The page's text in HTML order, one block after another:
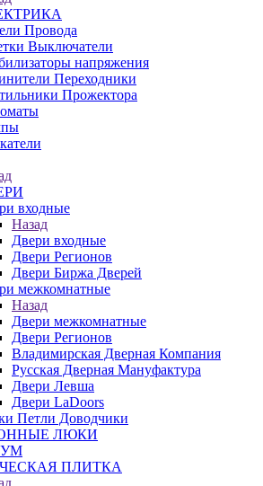
Провода
Выключатели
напряжения
Переходники
Прожектора
входные
Назад
Двери входные
Двери Регионов
Двери Биржа Дверей
межкомнатные
Назад
Двери межкомнатные
Двери Регионов
Владимирская Дверная Компания
Русская Дверная Мануфактура
Двери Левша
Двери LaDoors
Петли Доводчики
ЛЮКИ
ПЛИТКА